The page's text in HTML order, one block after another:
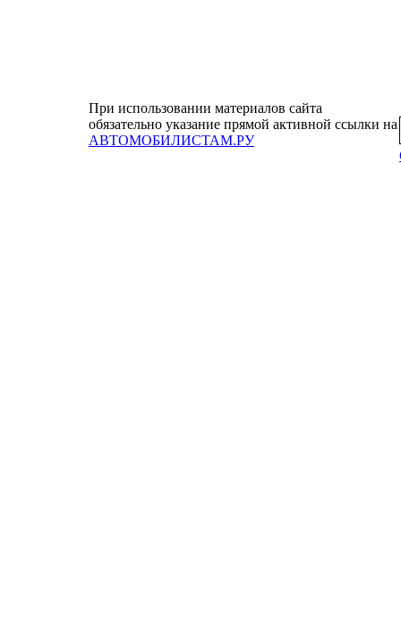
При использовании материалов сайта
обязательно указание прямой активной ссылки на
АВТОМОБИЛИСТАМ.РУ